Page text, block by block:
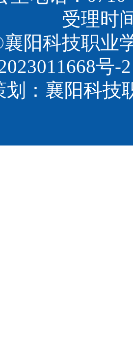
受理时
襄阳科技职
号-2
划：襄阳科